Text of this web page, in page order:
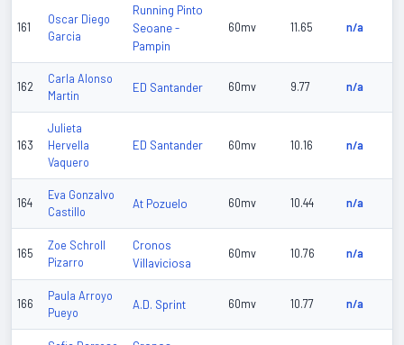
161
Oscar Diego
Garcia
Running Pinto
Seoane -
Pampin
60mv 11.65 n/a
162
Carla Alonso
Martin
ED Santander 60mv 9.77 n/a
163
Julieta
Hervella
Vaquero
ED Santander 60mv 10.16 n/a
164
Eva Gonzalvo
Castillo
At Pozuelo 60mv 10.44 n/a
165
Zoe Schroll
Pizarro
Cronos
Villaviciosa
60mv 10.76 n/a
166
Paula Arroyo
Pueyo
A.D. Sprint 60mv 10.77 n/a